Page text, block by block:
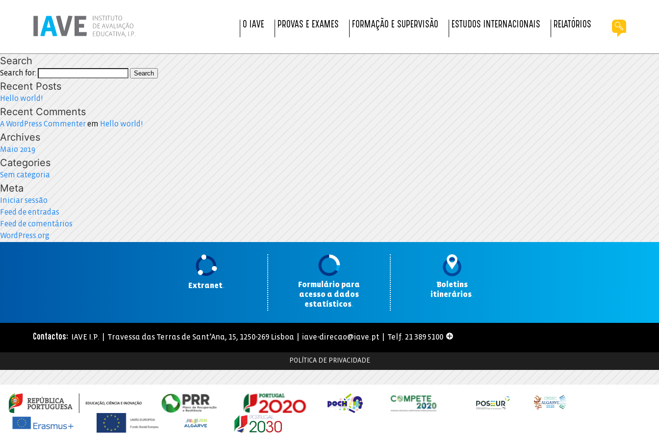
O IAVE PROVAS E EXAMES FORMAÇÃO E SUPERVISÃO ESTUDOS INTERNACIONAIS RELATÓRIOS
Search
Search for: Search
Recent Posts
Hello world!
Recent Comments
A WordPress Commenterem Hello world!
Archives
Maio 2019
Categories
Sem categoria
Meta
Iniciar sessão
Feed de entradas
Feed de comentários
WordPress.org
Extranet.
Formulário para
acesso a dados
estatísticos.
Boletins
itinerários.
Contactos: IAVE I.P. | Travessa das Terras de Sant’Ana, 15, 1250-269 Lisboa | iave-direcao@iave.pt | Telf. 21 389 5100
POLÍTICA DE PRIVACIDADE